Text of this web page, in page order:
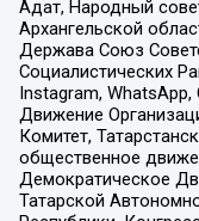
Адат, Народный
Архангельской
Держава Союз
Социалистических
Instagram,
Движение
Комитет,
общественное
Демократическое
Татарской